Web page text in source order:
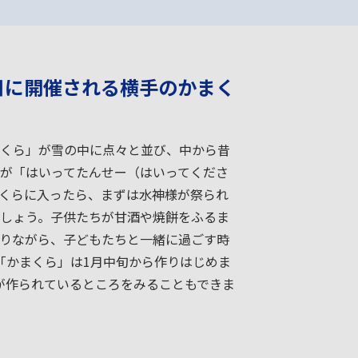
開催される横手のかまく
ら」が雪の中に点々と並び、中から昔
「はいってたんせー（はいってくださ
らに入ったら、まずは水神様が祭られ
ょう。子供たちが甘酒や焼餅をふるま
ながら、子どもたちと一緒に過ごす時
まくら」は1月中旬から作りはじめま
られているところをみることもできま